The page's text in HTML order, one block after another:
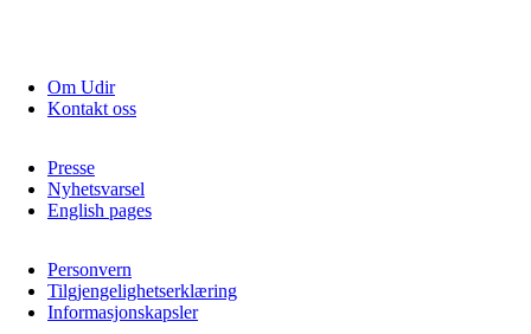
Om Udir
Kontakt oss
Presse
Nyhetsvarsel
English pages
Personvern
Tilgjengelighetserklæring
Informasjonskapsler